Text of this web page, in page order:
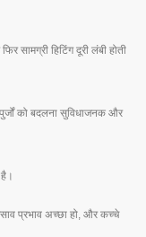
सामग्री हिटिंग दूरी लंबी होती
पुर्जों को बदलना सुविधाजनक और
प्रभाव अच्छा हो, और कच्चे